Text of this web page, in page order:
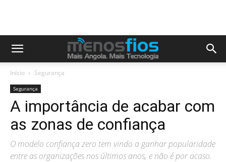
Início Segurança
Segurança
A importância de acabar com
as zonas de confiança
O modelo confiança zero tem vindo a ganhar popularidade
entre as organizações nos últimos anos, e não é por acaso.